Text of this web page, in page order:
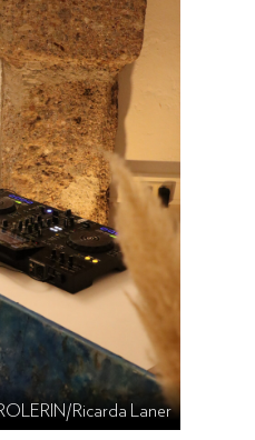
Ricarda Laner